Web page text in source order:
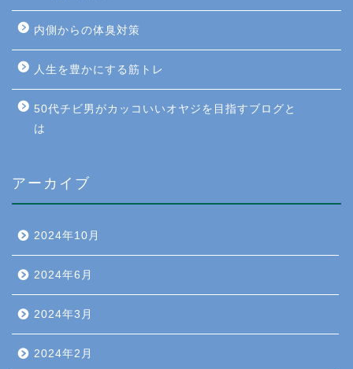
内側からの体臭対策
人生を豊かにする筋トレ
50代チビ男がカッコいいオヤジを目指すブログと
は
アーカイブ
2024年10月
2024年6月
2024年3月
2024年2月